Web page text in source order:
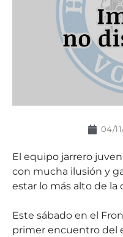
04/
El equipo jarrero
con mucha ilusión y
estar lo más alto de la
Este sábado en el
primer encuentro del